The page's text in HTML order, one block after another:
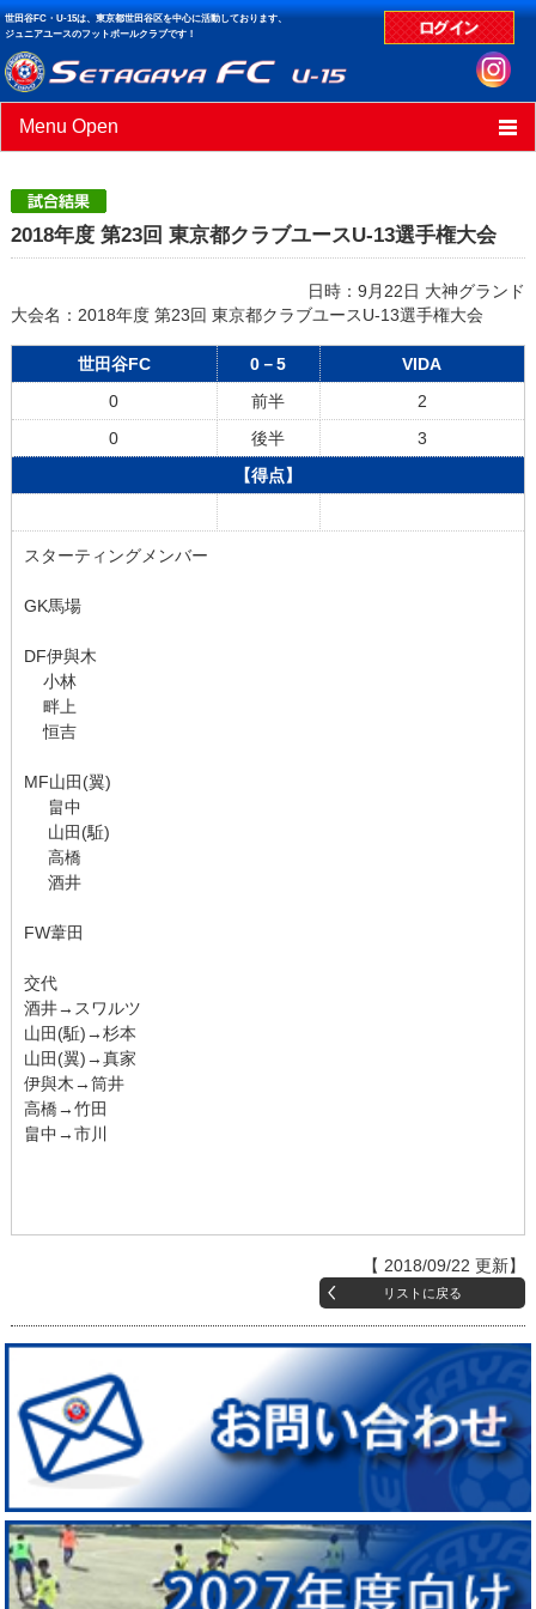
世田谷FC・U-15は、東京都世田谷区を中心に活動しております、
ジュニアユースのフットボールクラブです！
Menu Open
ニュース
クラブデータ
試合結果
2018年度 第23回 東京都クラブユースU-13選手権大会
日時：9月22日 大神グランド
大会名：2018年度 第23回 東京都クラブユースU-13選手権大会
世田谷FC 0－5
VIDA
0
前半
2
0
後半
3
【得点】
スターティングメンバー
GK馬場
DF伊與木
小林
畔上
恒吉
MF山田(翼)
畠中
山田(駈)
高橋
酒井
FW葦田
交代
酒井→スワルツ
山田(駈)→杉本
山田(翼)→真家
伊與木→筒井
高橋→竹田
畠中→市川
【 2018/09/22 更新】
リストに戻る